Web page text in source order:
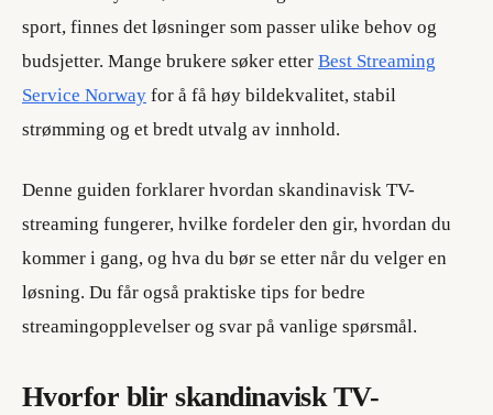
sport, finnes det løsninger som passer ulike behov og
budsjetter. Mange brukere søker etter Best Streaming
Service Norway for å få høy bildekvalitet, stabil
strømming og et bredt utvalg av innhold.
Denne guiden forklarer hvordan skandinavisk TV-
streaming fungerer, hvilke fordeler den gir, hvordan du
kommer i gang, og hva du bør se etter når du velger en
løsning. Du får også praktiske tips for bedre
streamingopplevelser og svar på vanlige spørsmål.
Hvorfor blir skandinavisk TV-